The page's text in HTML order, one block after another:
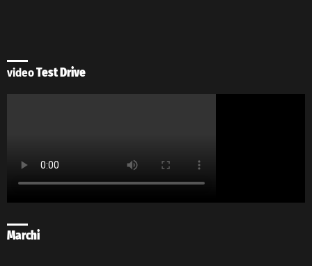
videoTest Drive
Marchi